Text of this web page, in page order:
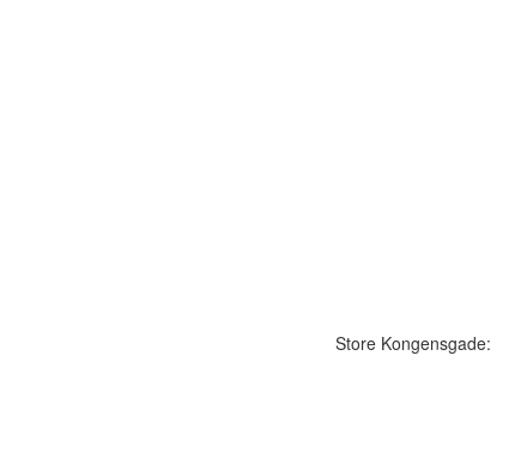
Store Kongensgade: